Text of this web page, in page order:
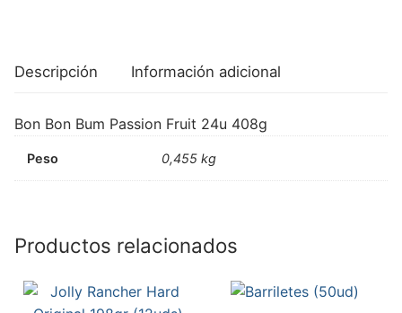
Descripción Información adicional
Bon Bon Bum Passion Fruit 24u 408g
Peso 0,455 kg
Productos relacionados